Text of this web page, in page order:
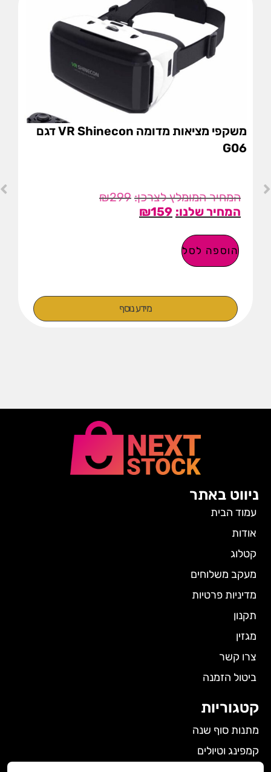
משקפי מציאות מדומה VR Shinecon דגם
G06
₪299
₪159
הוספה לסל
מידע נוסף
ניווט באתר
עמוד הבית
אודות
קטלוג
מעקב משלוחים
מדיניות פרטיות
תקנון
מגזין
צרו קשר
ביטול הזמנה
קטגוריות
מתנות סוף שנה
קמפינג וטיולים